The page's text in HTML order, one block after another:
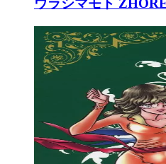
ウラシマモト